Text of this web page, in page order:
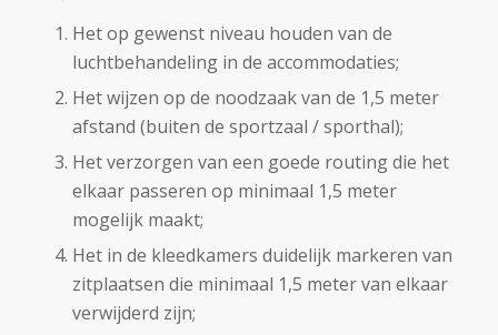
Het op gewenst niveau houden van de
luchtbehandeling in de accommodaties;
Het wijzen op de noodzaak van de 1,5 meter
afstand (buiten de sportzaal / sporthal);
Het verzorgen van een goede routing die het
elkaar passeren op minimaal 1,5 meter
mogelijk maakt;
Het in de kleedkamers duidelijk markeren van
zitplaatsen die minimaal 1,5 meter van elkaar
verwijderd zijn;